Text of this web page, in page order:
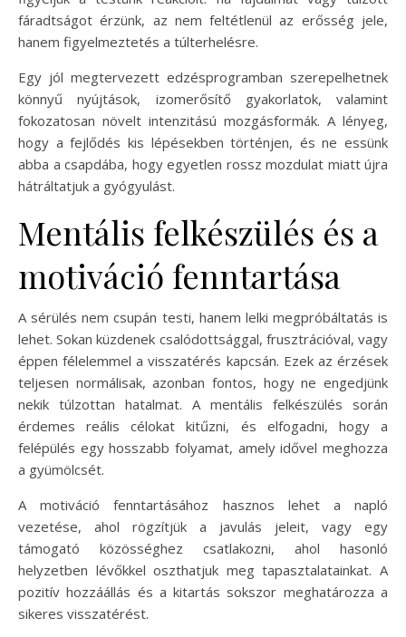
fáradtságot érzünk, az nem feltétlenül az erősség jele,
hanem figyelmeztetés a túlterhelésre.
Egy jól megtervezett edzésprogramban szerepelhetnek
könnyű nyújtások, izomerősítő gyakorlatok, valamint
fokozatosan növelt intenzitású mozgásformák. A lényeg,
hogy a fejlődés kis lépésekben történjen, és ne essünk
abba a csapdába, hogy egyetlen rossz mozdulat miatt újra
hátráltatjuk a gyógyulást.
Mentális felkészülés és a
motiváció fenntartása
A sérülés nem csupán testi, hanem lelki megpróbáltatás is
lehet. Sokan küzdenek csalódottsággal, frusztrációval, vagy
éppen félelemmel a visszatérés kapcsán. Ezek az érzések
teljesen normálisak, azonban fontos, hogy ne engedjünk
nekik túlzottan hatalmat. A mentális felkészülés során
érdemes reális célokat kitűzni, és elfogadni, hogy a
felépülés egy hosszabb folyamat, amely idővel meghozza
a gyümölcsét.
A motiváció fenntartásához hasznos lehet a napló
vezetése, ahol rögzítjük a javulás jeleit, vagy egy
támogató közösséghez csatlakozni, ahol hasonló
helyzetben lévőkkel oszthatjuk meg tapasztalatainkat. A
pozitív hozzáállás és a kitartás sokszor meghatározza a
sikeres visszatérést.